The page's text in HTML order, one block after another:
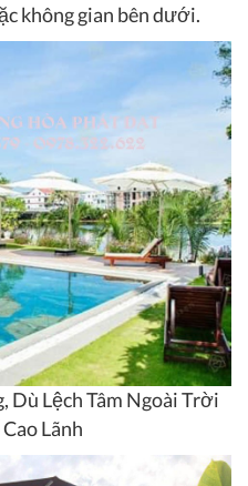
không gian bên dưới.
Dù Lệch Tâm Ngoài Trời
Lãnh